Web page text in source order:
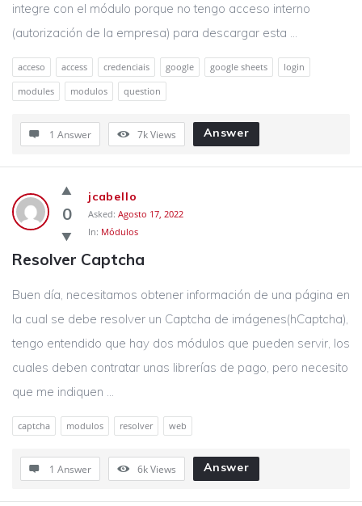
integre con el módulo porque no tengo acceso interno
(autorización de la empresa) para descargar esta ...
acceso access credenciais google google sheets
login
modules
modulos question
1 Answer 7kViews Answer
0
jcabello
Asked: Agosto 17, 2022
In: Módulos
Resolver Captcha
Buen día, necesitamos obtener información de una página en
la cual se debe resolver un Captcha de imágenes(hCaptcha),
tengo entendido que hay dos módulos que pueden servir, los
cuales deben contratar unas librerías de pago, pero necesito
que me indiquen ...
captcha modulos resolver web
1 Answer 6kViews Answer